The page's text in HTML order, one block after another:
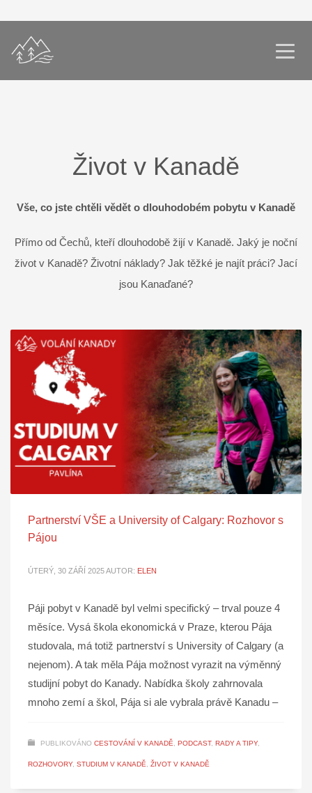
Život v Kanadě
Vše, co jste chtěli vědět o dlouhodobém pobytu v Kanadě
Přímo od Čechů, kteří dlouhodobě žijí v Kanadě. Jaký je noční
život v Kanadě? Životní náklady? Jak těžké je najít práci? Jací
jsou Kanaďané?
Partnerství VŠE a University of Calgary: Rozhovor s
Pájou
ÚTERÝ, 30 ZÁŘÍ 2025AUTOR: ELEN
Páji pobyt v Kanadě byl velmi specifický – trval pouze 4
měsíce. Vysá škola ekonomická v Praze, kterou Pája
studovala, má totiž partnerství s University of Calgary (a
nejenom). A tak měla Pája možnost vyrazit na výměnný
studijní pobyt do Kanady. Nabídka školy zahrnovala
mnoho zemí a škol, Pája si ale vybrala právě Kanadu –
PUBLIKOVÁNO CESTOVÁNÍ V KANADĚ, PODCAST, RADY A TIPY,
ROZHOVORY, STUDIUM V KANADĚ, ŽIVOT V KANADĚ